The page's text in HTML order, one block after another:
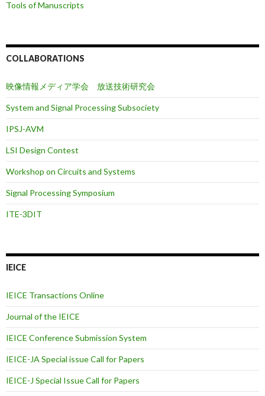
Tools of Manuscripts
COLLABORATIONS
映像情報メディア学会 放送技術研究会
System and Signal Processing Subsociety
IPSJ-AVM
LSI Design Contest
Workshop on Circuits and Systems
Signal Processing Symposium
ITE-3DIT
IEICE
IEICE Transactions Online
Journal of the IEICE
IEICE Conference Submission System
IEICE-JA Special issue Call for Papers
IEICE-J Special Issue Call for Papers